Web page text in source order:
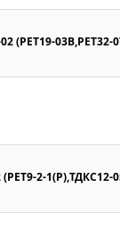
(PET19-03B,PET32-
2-1(P),ТДКС12-